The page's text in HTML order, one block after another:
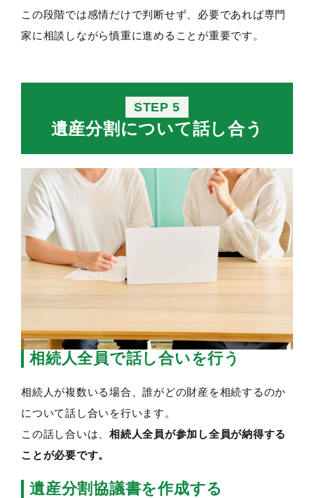
この段階では感情だけで判断せず、必要であれば専門
家に相談しながら慎重に進めることが重要です。
STEP 5
遺産分割について話し合う
相続人全員で話し合いを行う
相続人が複数いる場合、誰がどの財産を相続するのか
について話し合いを行います。
この話し合いは、 相続人全員が参加し全員が納得する
ことが必要です。
遺産分割協議書を作成する